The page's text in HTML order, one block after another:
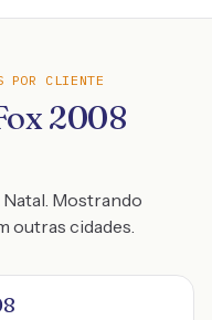
POR CLIENTE
2008
Mostrando
outras cidades.